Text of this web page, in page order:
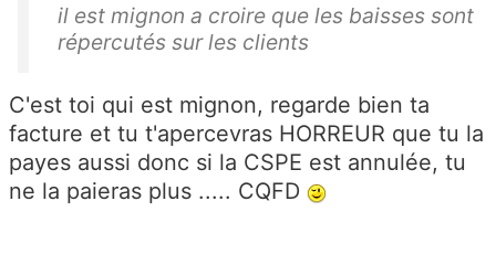
il est mignon a croire que les baisses sont
répercutés sur les clients
C'est toi qui est mignon, regarde bien ta
facture et tu t'apercevras HORREUR que tu la
payes aussi donc si la CSPE est annulée, tu
ne la paieras plus ..... CQFD